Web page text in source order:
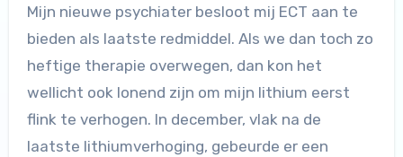
Mijn nieuwe psychiater besloot mij ECT aan te
bieden als laatste redmiddel. Als we dan toch zo
heftige therapie overwegen, dan kon het
wellicht ook lonend zijn om mijn lithium eerst
flink te verhogen. In december, vlak na de
laatste lithiumverhoging, gebeurde er een